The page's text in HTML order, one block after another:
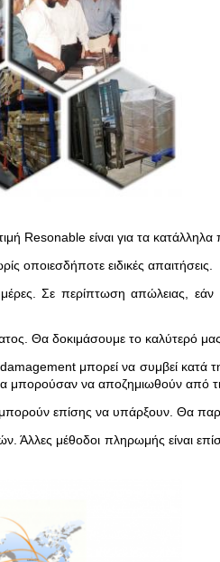
είναι για τα
οποιεσδήποτε ειδικές απαιτήσεις.
Σε περίπτωση απώλειας,
Θα δοκιμάσουμε το καλύτερό
μπορεί να συμβεί κατά
μπορούσαν να αποζημιωθούν από
μπορούν επίσης να υπάρξουν. Θα
Άλλες μέθοδοι πληρωμής είναι